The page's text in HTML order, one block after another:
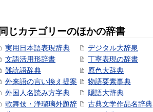
同じカテゴリーのほかの辞書
実用日本語表現辞典
文語活用形辞書
難読語辞典
外来語の言い換え提案
外国人名読み方字典
歌舞伎・浄瑠璃外題辞
デジタル大辞泉
丁寧表現の辞書
原色大辞典
物語要素事典
隠語大辞典
古典文学作品名辞典